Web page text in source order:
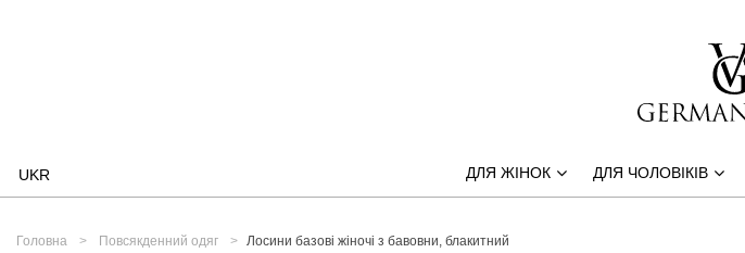
UKR ДЛЯ ЖІНОК ДЛЯ ЧОЛОВІКІВ
Головна Повсякденний одяг Лосини базові жіночі з бавовни, блакитний